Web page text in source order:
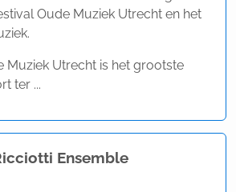
Oude Muziek Utrecht en het
Muziek Utrecht is het grootste
ter ...
Ensemble